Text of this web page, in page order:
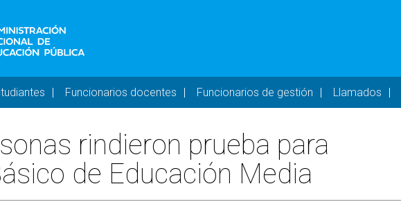
- DESKTOP
Funcionarios docentes Funcionarios de gestión Llamados
rindieron prueba para
de Educación Media